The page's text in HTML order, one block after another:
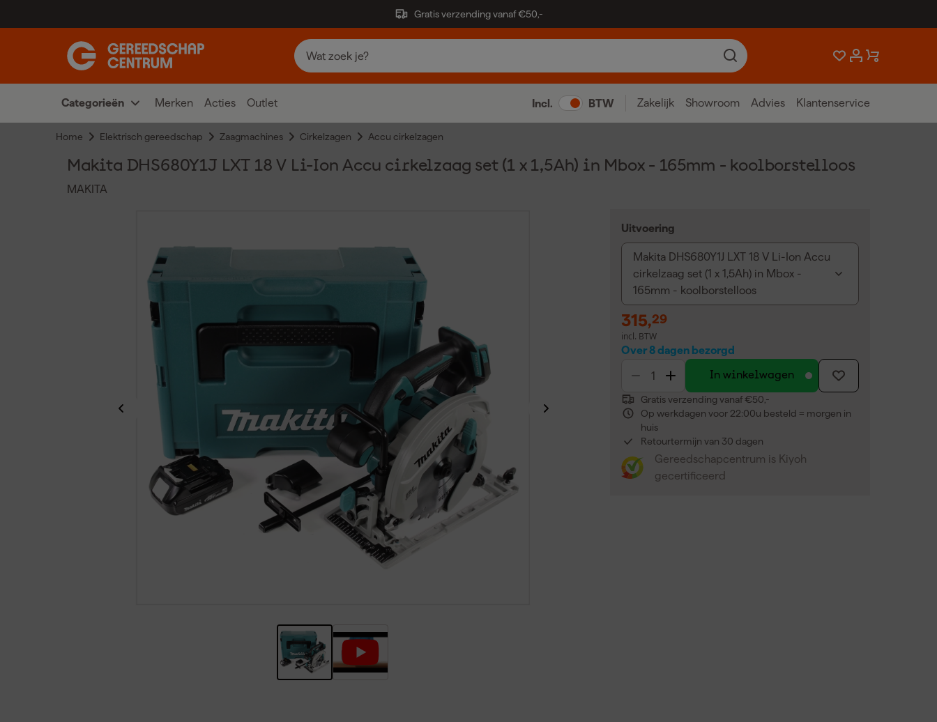
Gratis verzending vanaf €50,-
Categorieën Merken Acties Outlet Incl. BTW Zakelijk Showroom Advies Klantenservice
Home Elektrisch gereedschap Zaagmachines Cirkelzagen Accu cirkelzagen
Makita DHS680Y1J LXT 18 V Li-Ion Accu cirkelzaag set (1 x 1,5Ah) in Mbox - 165mm - koolborstelloos
MAKITA
Uitvoering
Makita DHS680Y1J LXT 18 V Li-Ion Accu
cirkelzaag set (1 x 1,5Ah) in Mbox -
165mm - koolborstelloos
315,29
incl. BTW
Over 8 dagen bezorgd
In winkelwagen
Gratis verzending vanaf €50,-
Op werkdagen voor 22:00u besteld = morgen in
huis
Retourtermijn van 30 dagen
Gereedschapcentrum is Kiyoh
gecertificeerd